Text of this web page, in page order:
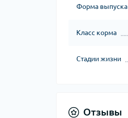
Форма выпуска
Класс корма
Стадии жизни
Отзывы